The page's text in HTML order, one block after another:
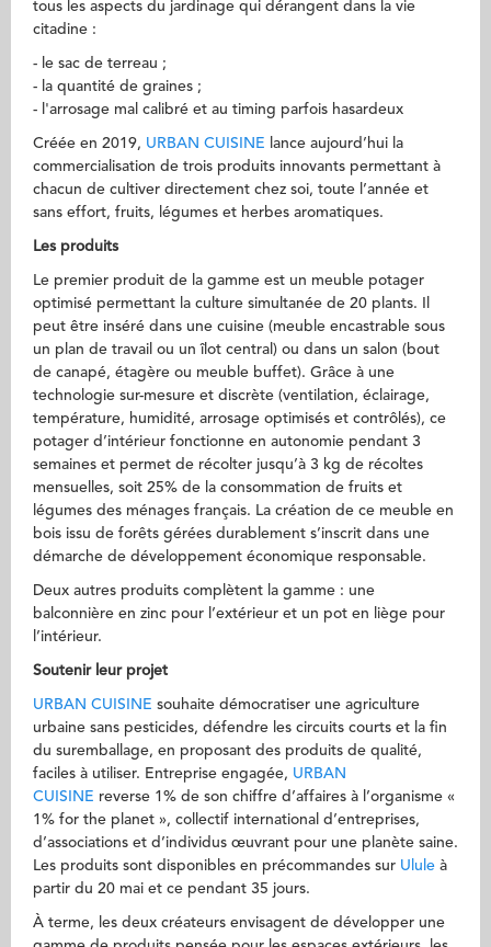
tous les aspects du jardinage qui dérangent dans la vie
citadine :
- le sac de terreau ;
- la quantité de graines ;
- l'arrosage mal calibré et au timing parfois hasardeux
Créée en 2019, URBAN CUISINE lance aujourd’hui la
commercialisation de trois produits innovants permettant à
chacun de cultiver directement chez soi, toute l’année et
sans effort, fruits, légumes et herbes aromatiques.
Les produits
Le premier produit de la gamme est un meuble potager
optimisé permettant la culture simultanée de 20 plants. Il
peut être inséré dans une cuisine (meuble encastrable sous
un plan de travail ou un îlot central) ou dans un salon (bout
de canapé, étagère ou meuble buffet). Grâce à une
technologie sur-mesure et discrète (ventilation, éclairage,
température, humidité, arrosage optimisés et contrôlés), ce
potager d’intérieur fonctionne en autonomie pendant 3
semaines et permet de récolter jusqu’à 3 kg de récoltes
mensuelles, soit 25% de la consommation de fruits et
légumes des ménages français. La création de ce meuble en
bois issu de forêts gérées durablement s’inscrit dans une
démarche de développement économique responsable.
Deux autres produits complètent la gamme : une
balconnière en zinc pour l’extérieur et un pot en liège pour
l’intérieur.
Soutenir leur projet
URBAN CUISINE souhaite démocratiser une agriculture
urbaine sans pesticides, défendre les circuits courts et la fin
du suremballage, en proposant des produits de qualité,
faciles à utiliser. Entreprise engagée, URBAN
CUISINE reverse 1% de son chiffre d’affaires à l’organisme «
1% for the planet », collectif international d’entreprises,
d’associations et d’individus œuvrant pour une planète saine.
Les produits sont disponibles en précommandes sur Ulule à
partir du 20 mai et ce pendant 35 jours.
À terme, les deux créateurs envisagent de développer une